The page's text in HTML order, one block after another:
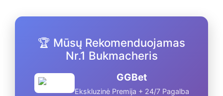
🏆 Mūsų Rekomenduojamas
Nr.1 Bukmacheris
GGBet
Ekskluzinė Premija + 24/7 Pagalba